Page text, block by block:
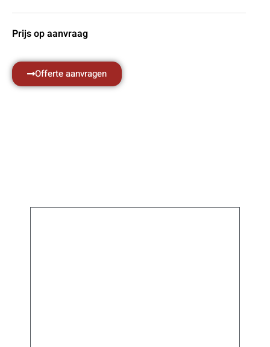
Prijs op aanvraag
Offerte aanvragen